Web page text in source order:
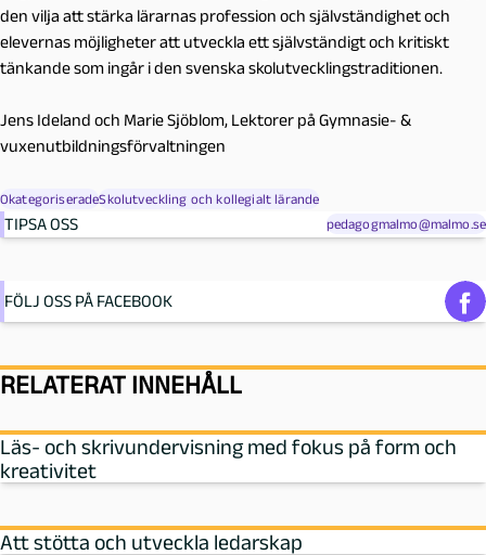
den vilja att stärka lärarnas profession och självständighet och
elevernas möjligheter att utveckla ett självständigt och kritiskt
tänkande som ingår i den svenska skolutvecklingstraditionen.
Jens Ideland och Marie Sjöblom, Lektorer på Gymnasie- &
vuxenutbildningsförvaltningen
OkategoriseradeSkolutveckling och kollegialt lärande
TIPSA OSS pedagogmalmo@malmo.se
FÖLJ OSS PÅ FACEBOOK
RELATERAT INNEHÅLL
Läs- och skrivundervisning med fokus på form och
kreativitet
Att stötta och utveckla ledarskap